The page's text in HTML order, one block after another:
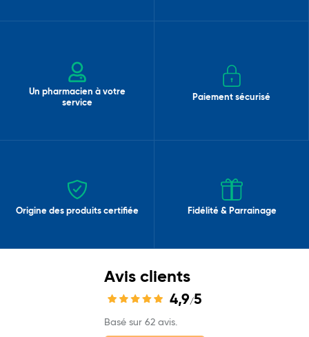
Un pharmacien à votre
service
Paiement sécurisé
Origine des produits certifiée Fidélité & Parrainage
Avis clients
4,9/5
Basé sur 62 avis.